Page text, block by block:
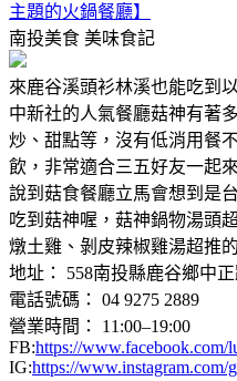
主題的火鍋餐廳】
南投美食 美味食記
來鹿谷溪頭衫林溪也能吃到
中新社的人氣餐廳菇神有著
炒、甜點等，沒有低消用餐
飲，非常適合三五好友一起
說到菇食餐廳立馬會想到是
吃到菇神喔，菇神鍋物湯頭
燉土雞、剝皮辣椒雞湯超推
地址： 558南投縣鹿谷鄉中
電話號碼： 04 9275 2889
營業時間： 11:00–19:00
FB:https://www.facebook.com/
IG:https://www.instagram.com/